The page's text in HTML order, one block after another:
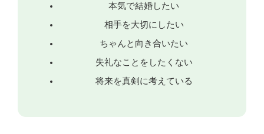
本気で結婚したい
相手を大切にしたい
ちゃんと向き合いたい
失礼なことをしたくない
将来を真剣に考えている